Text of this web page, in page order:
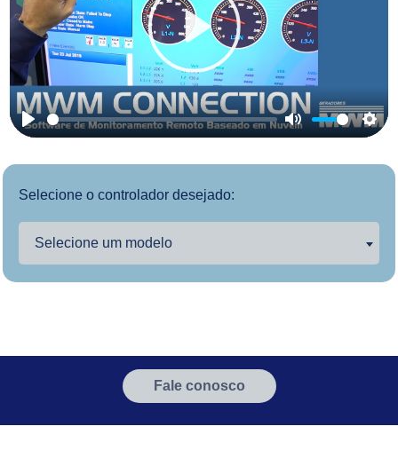
Play Mute
Play
Selecione o controlador desejado:
Selecione um modelo
Fale conosco